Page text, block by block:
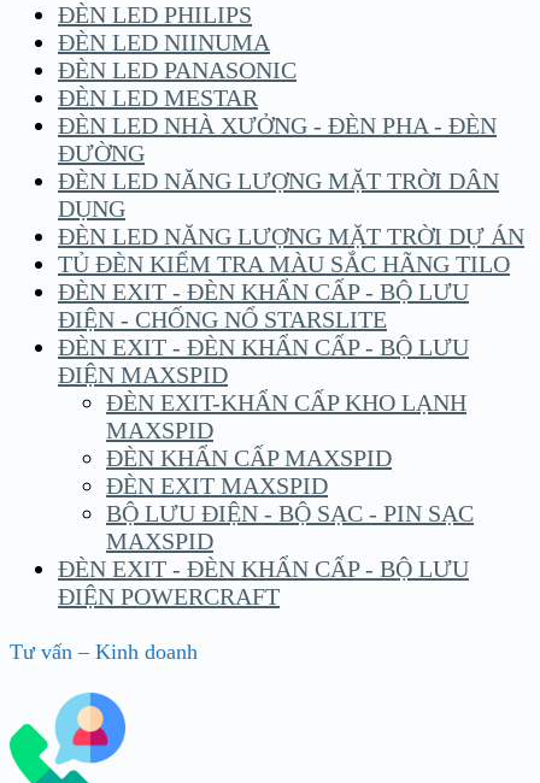
ĐÈN LED PHILIPS
ĐÈN LED NIINUMA
ĐÈN LED PANASONIC
ĐÈN LED MESTAR
ĐÈN LED NHÀ XƯỞNG - ĐÈN PHA - ĐÈN
ĐƯỜNG
ĐÈN LED NĂNG LƯỢNG MẶT TRỜI DÂN
DỤNG
ĐÈN LED NĂNG LƯỢNG MẶT TRỜI DỰ ÁN
TỦ ĐÈN KIỂM TRA MÀU SẮC HÃNG TILO
ĐÈN EXIT - ĐÈN KHẨN CẤP - BỘ LƯU
ĐIỆN - CHỐNG NỔ STARSLITE
ĐÈN EXIT - ĐÈN KHẨN CẤP - BỘ LƯU
ĐIỆN MAXSPID
ĐÈN EXIT-KHẨN CẤP KHO LẠNH
MAXSPID
ĐÈN KHẨN CẤP MAXSPID
ĐÈN EXIT MAXSPID
BỘ LƯU ĐIỆN - BỘ SẠC - PIN SẠC
MAXSPID
ĐÈN EXIT - ĐÈN KHẨN CẤP - BỘ LƯU
ĐIỆN POWERCRAFT
Tư vấn – Kinh doanh